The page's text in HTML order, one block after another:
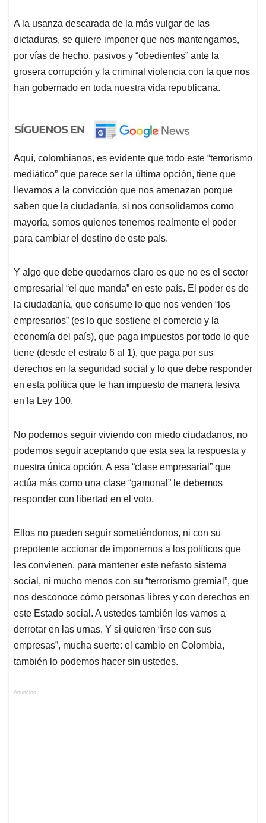
A la usanza descarada de la más vulgar de las
dictaduras, se quiere imponer que nos mantengamos,
por vías de hecho, pasivos y “obedientes” ante la
grosera corrupción y la criminal violencia con la que nos
han gobernado en toda nuestra vida republicana.
Aquí, colombianos, es evidente que todo este “terrorismo
mediático” que parece ser la última opción, tiene que
llevarnos a la convicción que nos amenazan porque
saben que la ciudadanía, si nos consolidamos como
mayoría, somos quienes tenemos realmente el poder
para cambiar el destino de este país.
Y algo que debe quedarnos claro es que no es el sector
empresarial “el que manda” en este país. El poder es de
la ciudadanía, que consume lo que nos venden “los
empresarios” (es lo que sostiene el comercio y la
economía del país), que paga impuestos por todo lo que
tiene (desde el estrato 6 al 1), que paga por sus
derechos en la seguridad social y lo que debe responder
en esta política que le han impuesto de manera lesiva
en la Ley 100.
No podemos seguir viviendo con miedo ciudadanos, no
podemos seguir aceptando que esta sea la respuesta y
nuestra única opción. A esa “clase empresarial” que
actúa más como una clase “gamonal” le debemos
responder con libertad en el voto.
Ellos no pueden seguir sometiéndonos, ni con su
prepotente accionar de imponernos a los políticos que
les convienen, para mantener este nefasto sistema
social, ni mucho menos con su “terrorismo gremial”, que
nos desconoce cómo personas libres y con derechos en
este Estado social. A ustedes también los vamos a
derrotar en las urnas. Y si quieren “irse con sus
empresas”, mucha suerte: el cambio en Colombia,
también lo podemos hacer sin ustedes.
Anuncios.